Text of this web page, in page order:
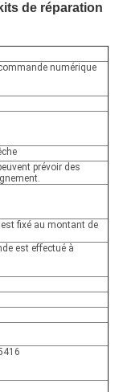
de réparation
numérique
prévoir des
fixé au montant de
est effectué à